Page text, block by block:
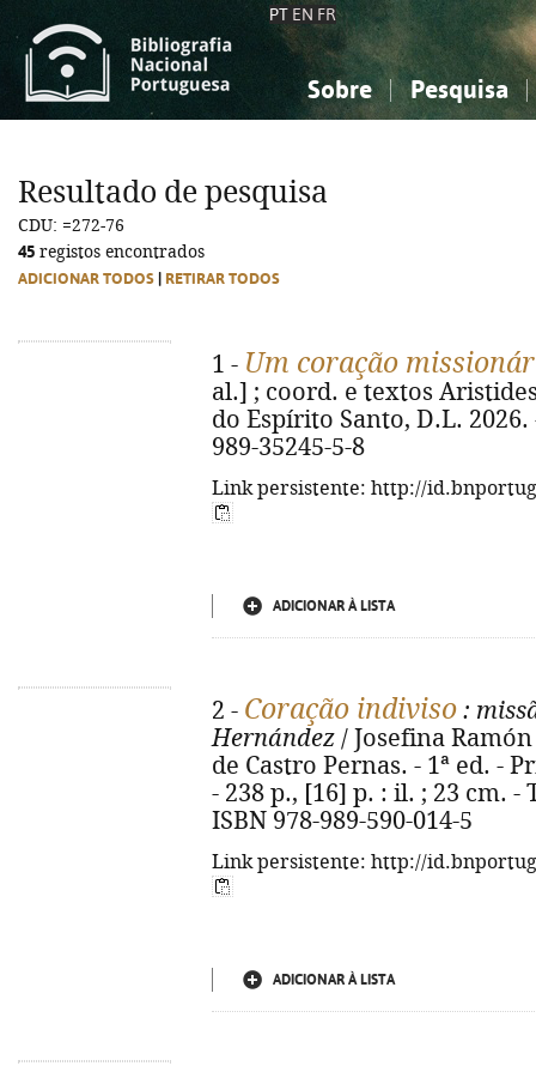
PT EN FR
Sobre Pesquisa
Ciências sociais...
Ciências sociais...
Resultado de pesquisa
CDU: =272-76
45 registos encontrados
ADICIONAR TODOS RETIRAR TODOS
1 - Um coração
al.] ; coord. e textos
do Espírito Santo, D.L. 2026.
989-35245-5-8
Link persistente: http://
ADICIONAR À LISTA
2 - Coração indiviso :
Hernández / Josefina
de Castro Pernas. - 1ª ed. -
- 238 p., [16] p. : il. ; 23 cm.
ISBN 978-989-590-014-5
Link persistente: http://
ADICIONAR À LISTA